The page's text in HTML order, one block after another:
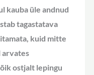
kauba üle andnud
tagastatava
kuid mitte
arvates
ostjalt lepingu